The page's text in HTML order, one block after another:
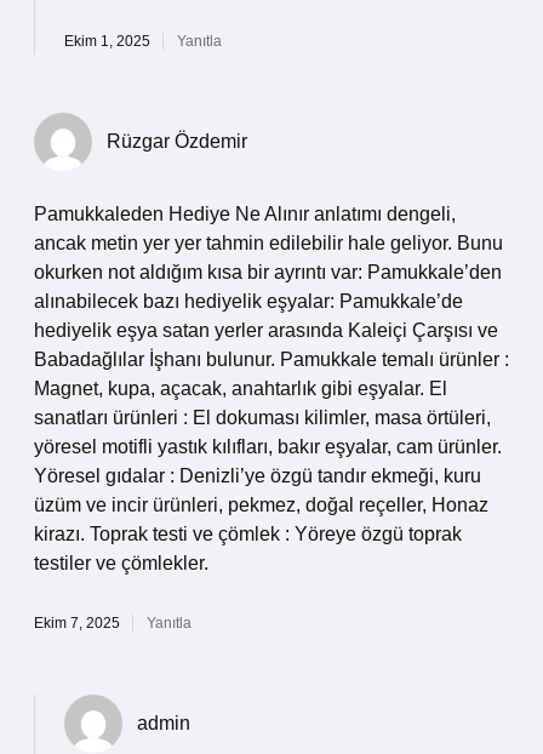
Ekim 1, 2025 Yanıtla
Rüzgar Özdemir
Pamukkaleden Hediye Ne Alınır anlatımı dengeli,
ancak metin yer yer tahmin edilebilir hale geliyor. Bunu
okurken not aldığım kısa bir ayrıntı var: Pamukkale’den
alınabilecek bazı hediyelik eşyalar: Pamukkale’de
hediyelik eşya satan yerler arasında Kaleiçi Çarşısı ve
Babadağlılar İşhanı bulunur. Pamukkale temalı ürünler :
Magnet, kupa, açacak, anahtarlık gibi eşyalar. El
sanatları ürünleri : El dokuması kilimler, masa örtüleri,
yöresel motifli yastık kılıfları, bakır eşyalar, cam ürünler.
Yöresel gıdalar : Denizli’ye özgü tandır ekmeği, kuru
üzüm ve incir ürünleri, pekmez, doğal reçeller, Honaz
kirazı. Toprak testi ve çömlek : Yöreye özgü toprak
testiler ve çömlekler.
Ekim 7, 2025 Yanıtla
admin